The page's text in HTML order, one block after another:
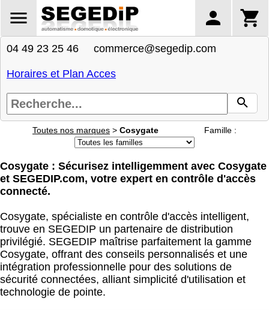
04 49 23 25 46 commerce@segedip.com
Horaires et Plan Acces
Toutes nos marques > Cosygate Famille :
Cosygate : Sécurisez intelligemment avec Cosygate
et SEGEDIP.com, votre expert en contrôle d'accès
connecté.
Cosygate, spécialiste en contrôle d'accès intelligent,
trouve en SEGEDIP un partenaire de distribution
privilégié. SEGEDIP maîtrise parfaitement la gamme
Cosygate, offrant des conseils personnalisés et une
intégration professionnelle pour des solutions de
sécurité connectées, alliant simplicité d'utilisation et
technologie de pointe.